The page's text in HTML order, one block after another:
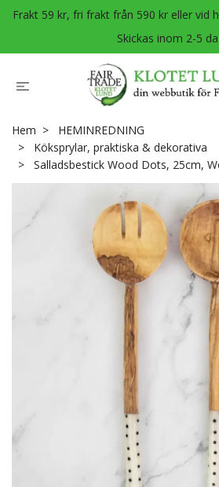
Frakt 59 kr, fri frakt från 590 kr eller vid
Skickas inom 2-5
Hem
HEMINREDNING
Köksprylar, praktiska & dekorativa
Salladsbestick Wood Dots, 25cm,